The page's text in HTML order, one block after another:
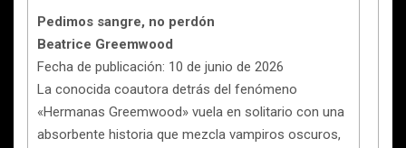
Pedimos sangre, no perdón
Beatrice Greemwood
Fecha de publicación: 10 de junio de 2026
La conocida coautora detrás del fenómeno
«Hermanas Greemwood» vuela en solitario con una
absorbente historia que mezcla vampiros oscuros,